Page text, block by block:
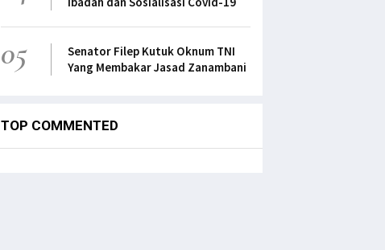
05
Senator Filep Kutuk Oknum TNI
Yang Membakar Jasad Zanambani
TOP COMMENTED